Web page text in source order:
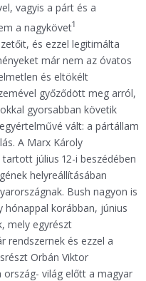
vagyis a párt és a
a nagykövet1
és ezzel legitimálta
már nem az óvatos
és eltökélt
győződött meg arról,
gyorsabban követik
vált: a pártállam
A Marx Károly
július 12-i beszédében
helyreállításában
Bush nagyon is
korábban, június
mely egyrészt
rendszernek és ezzel a
Orbán Viktor
világ előtt a magyar